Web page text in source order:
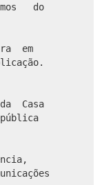
do
em
Casa